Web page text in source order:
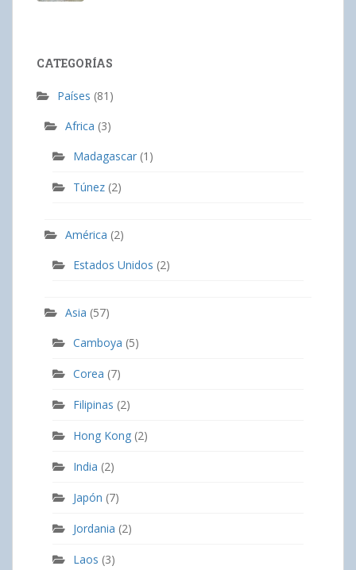
CATEGORÍAS
Países (81)
Africa (3)
Madagascar (1)
Túnez (2)
América (2)
Estados Unidos (2)
Asia (57)
Camboya (5)
Corea (7)
Filipinas (2)
Hong Kong (2)
India (2)
Japón (7)
Jordania (2)
Laos (3)